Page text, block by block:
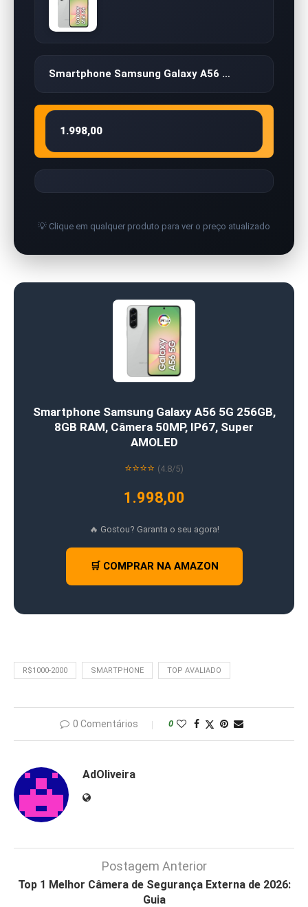
Smartphone Samsung Galaxy A56 …
1.998,00
💡 Clique em qualquer produto para ver o preço atualizado
Smartphone Samsung Galaxy A56 5G 256GB,
8GB RAM, Câmera 50MP, IP67, Super
AMOLED
⭐⭐⭐⭐ (4.8/5)
1.998,00
🔥 Gostou? Garanta o seu agora!
🛒 COMPRAR NA AMAZON
R$1000-2000 SMARTPHONE TOP AVALIADO
0 Comentários 0
AdOliveira
Postagem Anterior
Top 1 Melhor Câmera de Segurança Externa de 2026:
Guia